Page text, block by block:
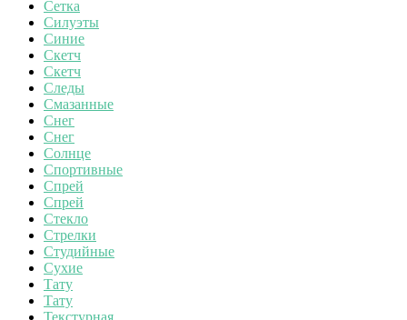
Сетка
Силуэты
Синие
Скетч
Скетч
Следы
Смазанные
Снег
Снег
Солнце
Спортивные
Спрей
Спрей
Стекло
Стрелки
Студийные
Сухие
Тату
Тату
Текстурная